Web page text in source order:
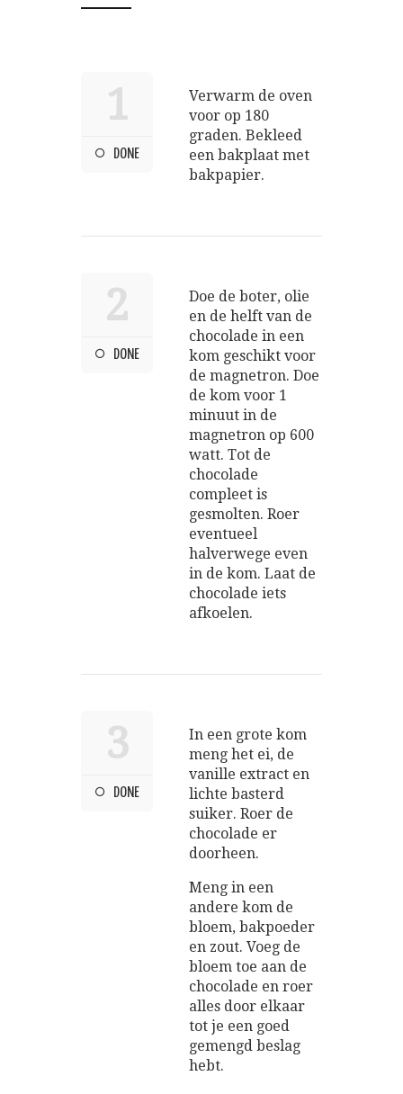
1
DONE
Verwarm de oven
voor op 180
graden. Bekleed
een bakplaat met
bakpapier.
2
DONE
Doe de boter, olie
en de helft van de
chocolade in een
kom geschikt voor
de magnetron. Doe
de kom voor 1
minuut in de
magnetron op 600
watt. Tot de
chocolade
compleet is
gesmolten. Roer
eventueel
halverwege even
in de kom. Laat de
chocolade iets
afkoelen.
3
DONE
In een grote kom
meng het ei, de
vanille extract en
lichte basterd
suiker. Roer de
chocolade er
doorheen.
Meng in een
andere kom de
bloem, bakpoeder
en zout. Voeg de
bloem toe aan de
chocolade en roer
alles door elkaar
tot je een goed
gemengd beslag
hebt.